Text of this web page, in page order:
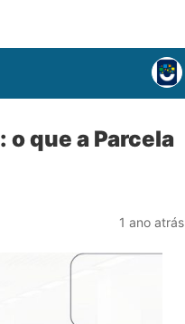
que a Parcela
1 ano atrás